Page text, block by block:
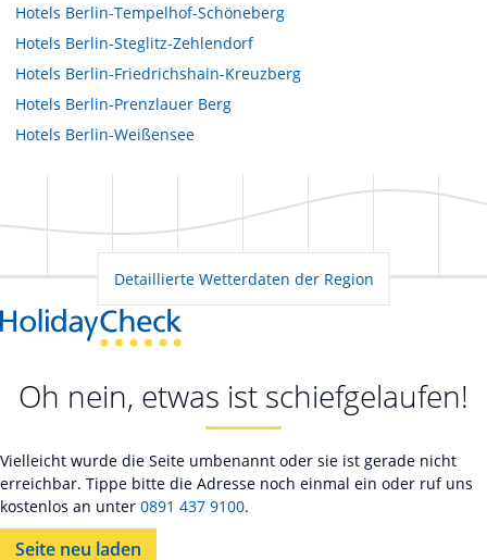
Hotels Berlin-Tempelhof-Schöneberg
Hotels Berlin-Steglitz-Zehlendorf
Hotels Berlin-Friedrichshain-Kreuzberg
Hotels Berlin-Prenzlauer Berg
Hotels Berlin-Weißensee
Detaillierte Wetterdaten der Region
Oh nein, etwas ist schiefgelaufen!
Vielleicht wurde die Seite umbenannt oder sie ist gerade nicht
erreichbar. Tippe bitte die Adresse noch einmal ein oder ruf uns
kostenlos an unter 0891 437 9100.
Seite neu laden